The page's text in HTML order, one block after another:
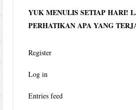
YUK MENULIS SETIAP HARI!
PERHATIKAN APA YANG
Register
Log in
Entries feed